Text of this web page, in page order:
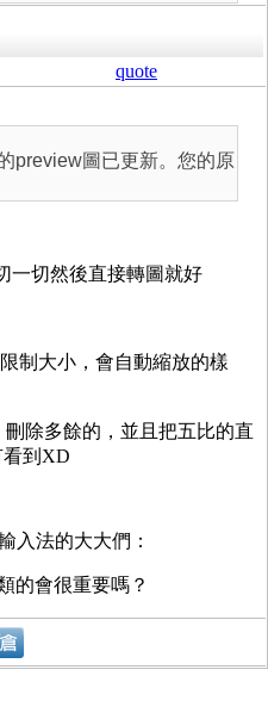
quote
preview圖已更新。您的原
一切然後直接轉圖就好
制大小，會自動縮放的樣
刪除多餘的，並且把五比的直
到XD
入法的大大們：
的會很重要嗎？